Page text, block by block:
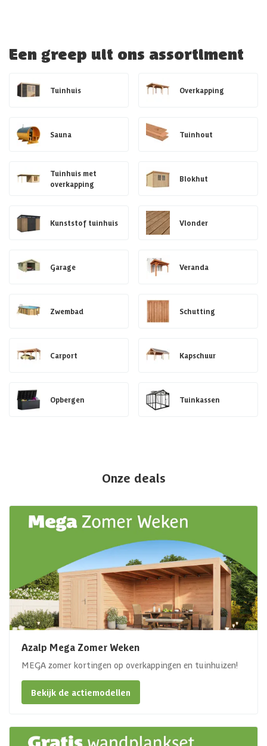
Een greep uit ons assortiment
Tuinhuis Overkapping
Sauna Tuinhout
Tuinhuis met
overkapping
Blokhut
Kunststof tuinhuis Vlonder
Garage Veranda
Zwembad Schutting
Carport Kapschuur
Opbergen Tuinkassen
Onze deals
Azalp Mega Zomer Weken
MEGA zomer kortingen op overkappingen en tuinhuizen!
Bekijk de actiemodellen